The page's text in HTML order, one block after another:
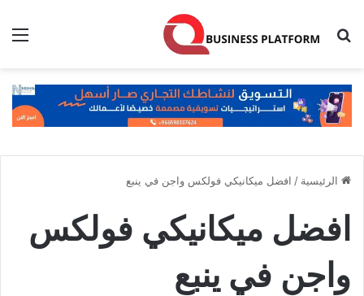
بحث عن
الرئيسية / افضل ميكانيكي فولكس واجن في ينبع
افضل ميكانيكي فولكس
واجن في ينبع